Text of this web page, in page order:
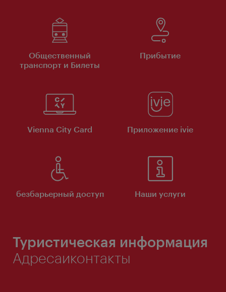
Общественный
транспорт и Билеты
Прибытие
Vienna City Card Приложение ivie
безбарьерный доступ Наши услуги
Туристическая информация
Адресаиконтакты